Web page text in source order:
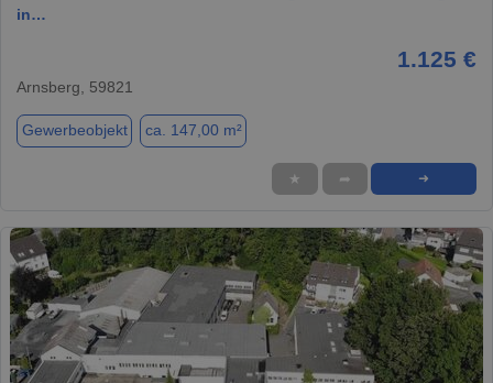
in…
1.125 €
Arnsberg, 59821
Gewerbeobjekt ca. 147,00 m²
★ ➦ ➜